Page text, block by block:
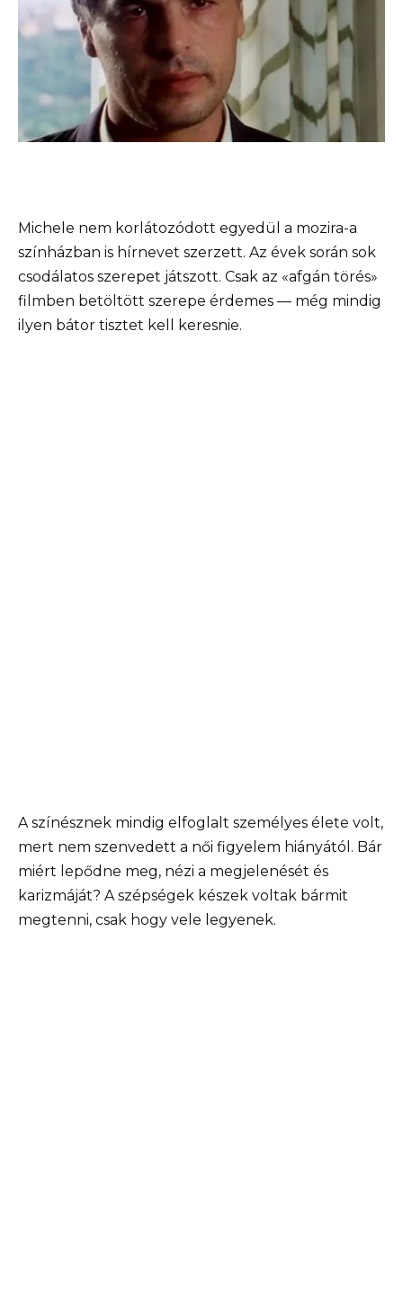
Michele nem korlátozódott egyedül a mozira-a
színházban is hírnevet szerzett. Az évek során sok
csodálatos szerepet játszott. Csak az «afgán törés»
filmben betöltött szerepe érdemes — még mindig
ilyen bátor tisztet kell keresnie.
A színésznek mindig elfoglalt személyes élete volt,
mert nem szenvedett a női figyelem hiányától. Bár
miért lepődne meg, nézi a megjelenését és
karizmáját? A szépségek készek voltak bármit
megtenni, csak hogy vele legyenek.